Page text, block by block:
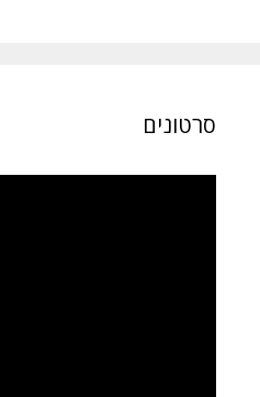
סרטונים